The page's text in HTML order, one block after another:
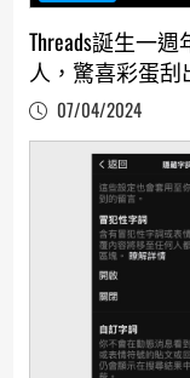
Threads誕生一
人，驚喜彩蛋刮
迎的主題與Emoji
07/04/2024